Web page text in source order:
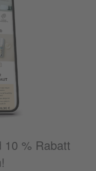
10 % Rabatt